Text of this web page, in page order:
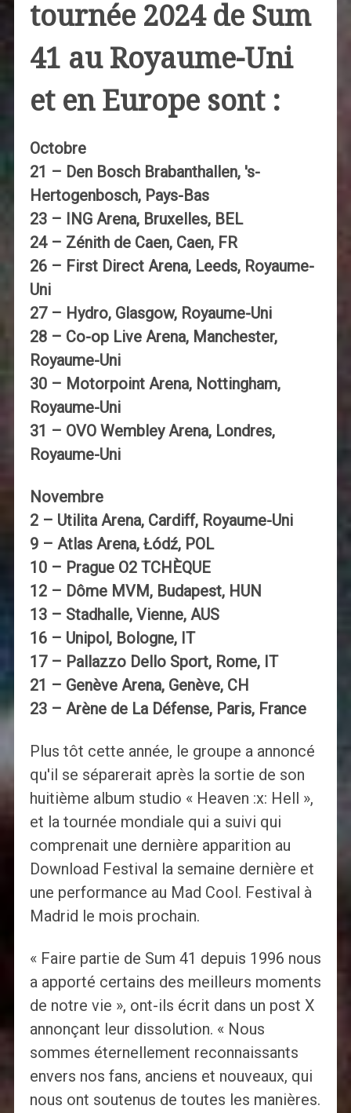
tournée 2024 de Sum
41 au Royaume-Uni
et en Europe sont :
Octobre
21 – Den Bosch Brabanthallen, 's-
Hertogenbosch, Pays-Bas
23 – ING Arena, Bruxelles, BEL
24 – Zénith de Caen, Caen, FR
26 – First Direct Arena, Leeds, Royaume-
Uni
27 – Hydro, Glasgow, Royaume-Uni
28 – Co-op Live Arena, Manchester,
Royaume-Uni
30 – Motorpoint Arena, Nottingham,
Royaume-Uni
31 – OVO Wembley Arena, Londres,
Royaume-Uni
Novembre
2 – Utilita Arena, Cardiff, Royaume-Uni
9 – Atlas Arena, Łódź, POL
10 – Prague O2 TCHÈQUE
12 – Dôme MVM, Budapest, HUN
13 – Stadhalle, Vienne, AUS
16 – Unipol, Bologne, IT
17 – Pallazzo Dello Sport, Rome, IT
21 – Genève Arena, Genève, CH
23 – Arène de La Défense, Paris, France
Plus tôt cette année, le groupe a annoncé
qu'il se séparerait après la sortie de son
huitième album studio « Heaven :x: Hell »,
et la tournée mondiale qui a suivi qui
comprenait une dernière apparition au
Download Festival la semaine dernière et
une performance au Mad Cool. Festival à
Madrid le mois prochain.
« Faire partie de Sum 41 depuis 1996 nous
a apporté certains des meilleurs moments
de notre vie », ont-ils écrit dans un post X
annonçant leur dissolution. « Nous
sommes éternellement reconnaissants
envers nos fans, anciens et nouveaux, qui
nous ont soutenus de toutes les manières.